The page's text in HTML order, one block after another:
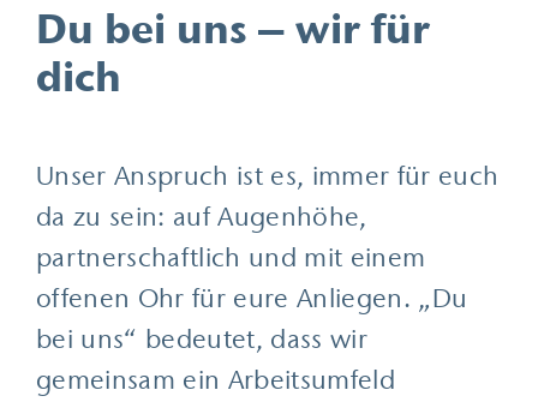
Du bei uns – wir für
dich
Unser Anspruch ist es, immer für euch
da zu sein: auf Augenhöhe,
partnerschaftlich und mit einem
offenen Ohr für eure Anliegen. „Du
bei uns“ bedeutet, dass wir
gemeinsam ein Arbeitsumfeld